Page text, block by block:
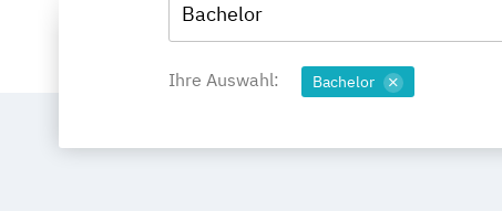
Bachelor
Ihre Auswahl: Bachelor